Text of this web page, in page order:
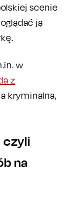
scenie
ją
w
z
kryminalna,
czyli
na